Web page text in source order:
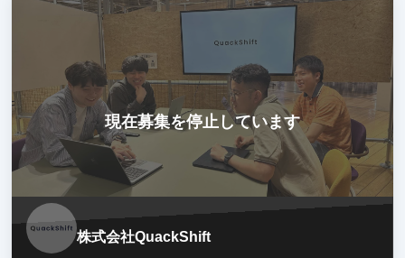
現在募集を停止しています
株式会社QuackShift